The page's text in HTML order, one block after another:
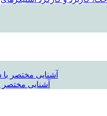
آشنایی مختصر